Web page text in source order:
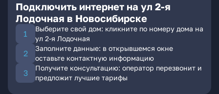
Подключить интернет на ул 2-я
Лодочная в Новосибирске
Выберите свой дом: кликните по номеру дома на
ул 2-я Лодочная
Заполните данные: в открывшемся окне
оставьте контактную информацию
Получите консультацию: оператор перезвонит и
предложит лучшие тарифы